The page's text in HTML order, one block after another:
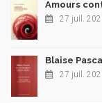
Amours
27 juil.
Blaise
27 juil.